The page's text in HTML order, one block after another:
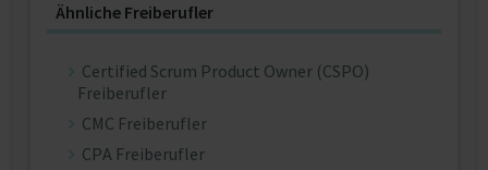
Ähnliche Freiberufler
Certified Scrum Product Owner (CSPO)
Freiberufler
CMC Freiberufler
CPA Freiberufler